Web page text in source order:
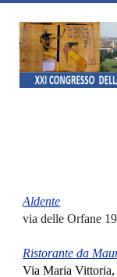
Aldente
via delle Orfane
Ristorante da
Via Maria